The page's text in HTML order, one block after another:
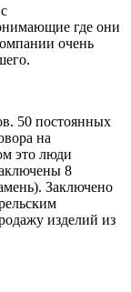
где они
очень
50 постоянных
на
это люди
8
Заключено
изделий из